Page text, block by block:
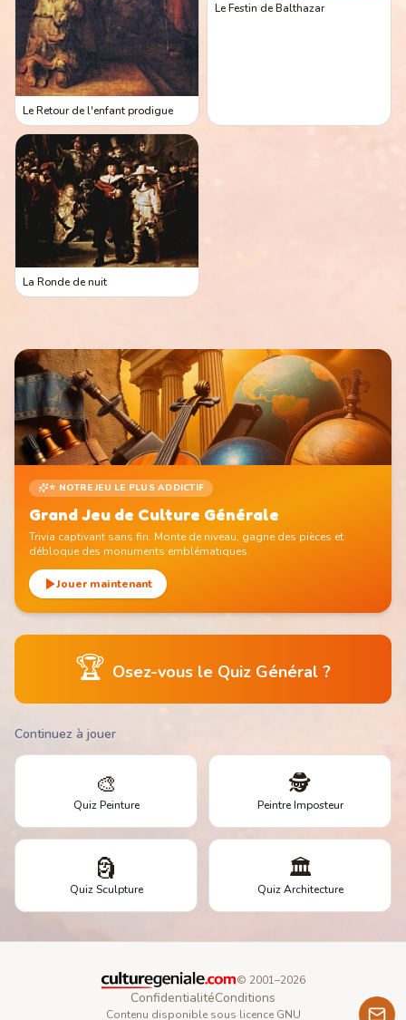
Le Retour de l'enfant prodigue
Le Festin de Balthazar
La Ronde de nuit
⭐ NOTRE JEU LE PLUS ADDICTIF
Grand Jeu de Culture Générale
Trivia captivant sans fin. Monte de niveau, gagne des pièces et
débloque des monuments emblématiques.
Jouer maintenant
🏆 Osez-vous le Quiz Général ?
Continuez à jouer
🎨
Quiz Peinture
🕵️
Peintre Imposteur
🗿
Quiz Sculpture
🏛️
Quiz Architecture
© 2001–2026
ConfidentialitéConditions
Contenu disponible sous licence GNU